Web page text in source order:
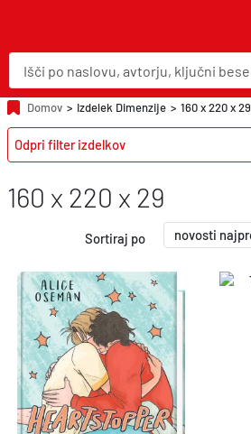
P
o
d
u
c
t
s
r
c
Domov > Izdelek Dimenzije > 160 x 220 x 29
160 x 220 x 29
Sortiraj po
Odpri filter izdelkov